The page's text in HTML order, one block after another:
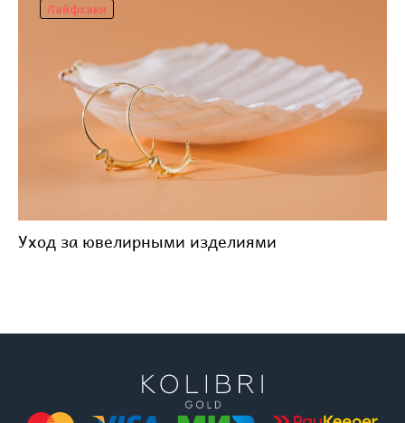
Лайфхаки
Уход за ювелирными изделиями